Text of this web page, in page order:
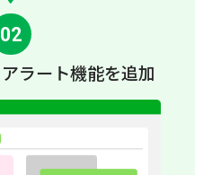
02
アラート機能を追加